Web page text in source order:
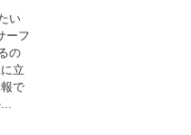
い
ーフ
の
立
で